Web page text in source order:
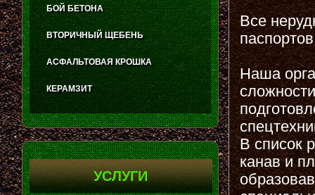
Все
Наша
В список
канав и
БОЙ БЕТОНА
ВТОРИЧНЫЙ ЩЕБЕНЬ
АСФАЛЬТОВАЯ КРОШКА
КЕРАМЗИТ
УСЛУГИ